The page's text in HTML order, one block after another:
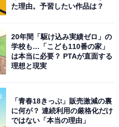
が、71％が転職はハード
た理由。予習したい作品は？
20年間「駆け込み実績ゼロ」の
学校も…「こども110番の家」
は本当に必要？ PTAが直面する
理想と現実
「青春18きっぷ」販売激減の裏
に何が？ 連続利用の厳格化だけ
ではない「本当の理由」